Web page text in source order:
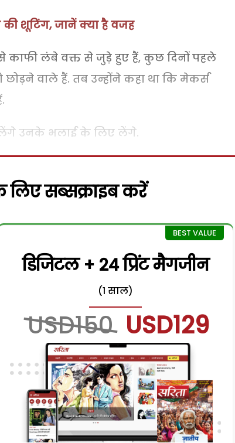
शूटिंग, जानें क्या है वजह
से काफी लंबे वक्त से जुड़े हुए हैं, कुछ दिनों पहले
वाले हैं. तब उन्होंने कहा था कि मेकर्स
उनके भलाई के लिए लेंगे.
सब्सक्राइब करें
डिजिटल + 24 प्रिंट मैगजीन
(1 साल)
USD150 USD129